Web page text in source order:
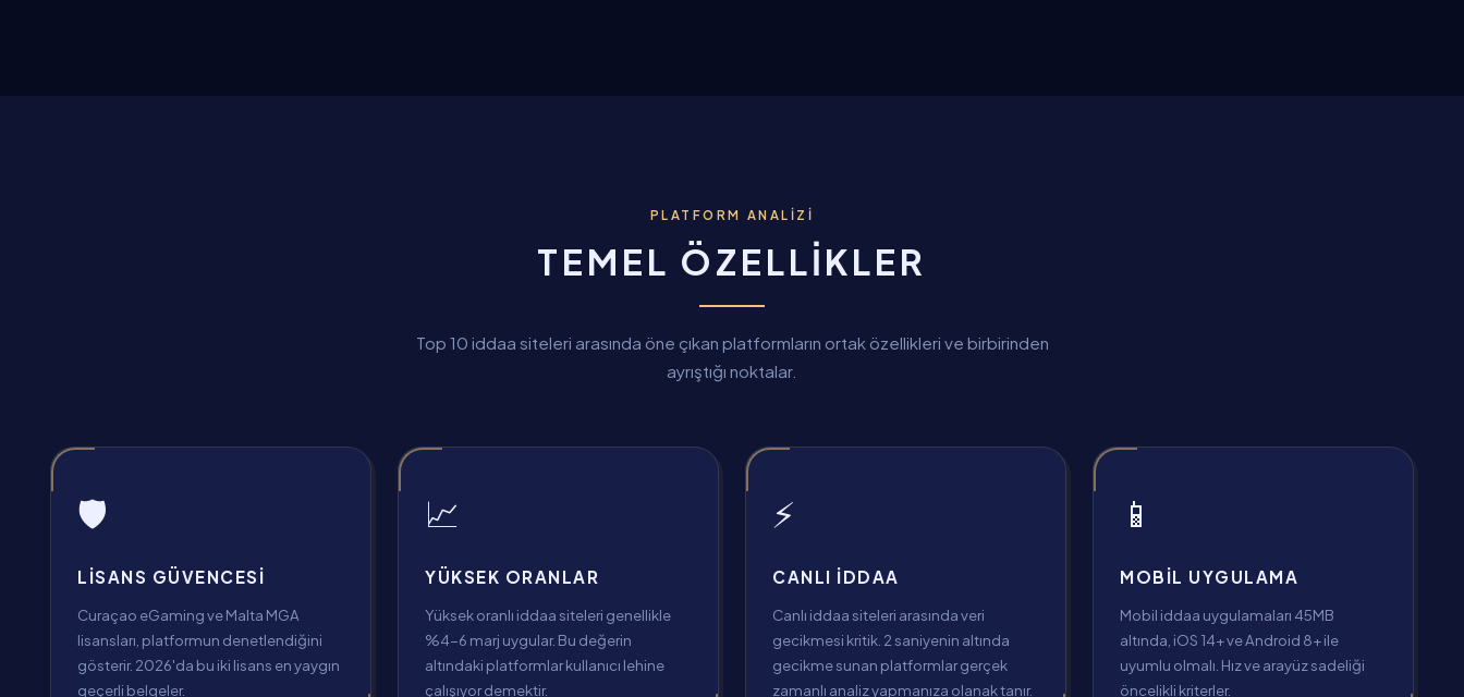
PLATFORM ANALIZI
TEMEL ÖZELLIKLER
Top 10 iddaa siteleri arasında öne çıkan platformların ortak özellikleri ve birbirinden
ayrıştığı noktalar.
🛡️
LISANS GÜVENCESI
Curaçao eGaming ve Malta MGA
lisansları, platformun denetlendiğini
gösterir. 2026'da bu iki lisans en yaygın
geçerli belgeler.
📈
YÜKSEK ORANLAR
Yüksek oranlı iddaa siteleri genellikle
%4-6 marj uygular. Bu değerin
altındaki platformlar kullanıcı lehine
çalışıyor demektir.
⚡
CANLI İDDAA
Canlı iddaa siteleri arasında veri
gecikmesi kritik. 2 saniyenin altında
gecikme sunan platformlar gerçek
zamanlı analiz yapmanıza olanak tanır.
📱
MOBIL UYGULAMA
Mobil iddaa uygulamaları 45MB
altında, iOS 14+ ve Android 8+ ile
uyumlu olmalı. Hız ve arayüz sadeliği
öncelikli kriterler.